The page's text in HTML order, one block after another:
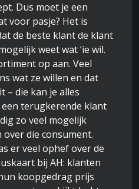
Dus moet je een
voor pasje? Het is
de beste klant de klant
weet wat ‘ie wil.
op aan. Veel
wat ze willen en dat
– die kan je alles
terugkerende klant
zo veel mogelijk
die consument.
er veel ophef over de
bij AH: klanten
koopgedrag prijs